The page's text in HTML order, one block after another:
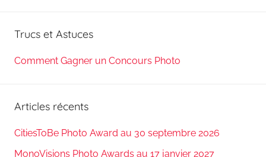
Trucs et Astuces
Comment Gagner un Concours Photo
Articles récents
CitiesToBe Photo Award au 30 septembre 2026
MonoVisions Photo Awards au 17 janvier 2027